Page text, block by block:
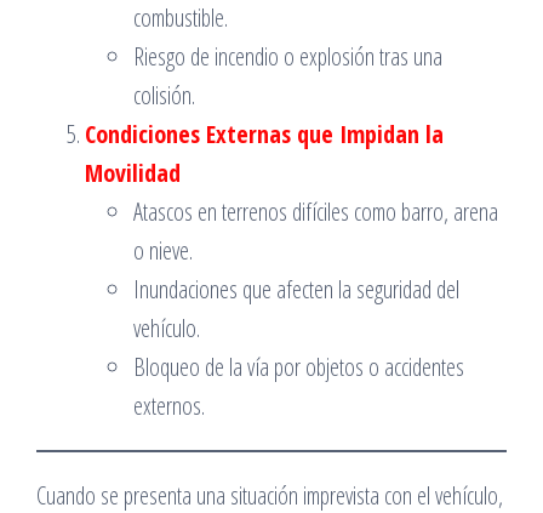
combustible.
Riesgo de incendio o explosión tras una
colisión.
Condiciones Externas que Impidan la
Movilidad
Atascos en terrenos difíciles como barro, arena
o nieve.
Inundaciones que afecten la seguridad del
vehículo.
Bloqueo de la vía por objetos o accidentes
externos.
Cuando se presenta una situación imprevista con el vehículo,